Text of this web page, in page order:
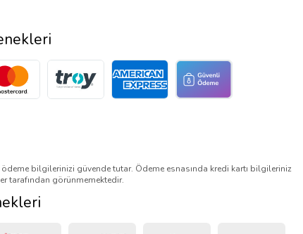
bilgilerinizi güvende tutar. Ödeme esnasında kredi kartı bilgileriniz
tarafından görünmemektedir.